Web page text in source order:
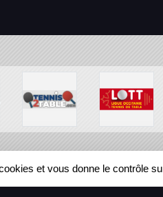
et vous donne le contrôle